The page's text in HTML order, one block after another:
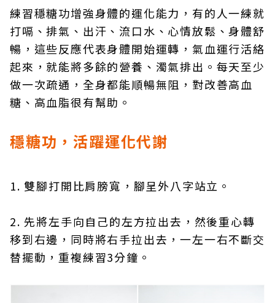
練習穩糖功增強身體的運化能力，有的人一練就
打嗝、排氣、出汗、流口水、心情放鬆、身體舒
暢，這些反應代表身體開始運轉，氣血運行活絡
起來，就能將多餘的營養、濁氣排出。每天至少
做一次疏通，全身都能順暢無阻，對改善高血
糖、高血脂很有幫助。
穩糖功，活躍運化代謝
1. 雙腳打開比肩膀寬，腳呈外八字站立。
2. 先將左手向自己的左方拉出去，然後重心轉
移到右邊，同時將右手拉出去，一左一右不斷交
替擺動，重複練習3分鐘。